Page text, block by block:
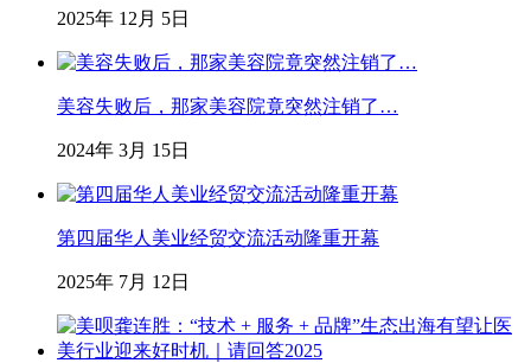
2025年 12月 5日
美容失败后，那家美容院竟突然注销了…
2024年 3月 15日
第四届华人美业经贸交流活动隆重开幕
2025年 7月 12日